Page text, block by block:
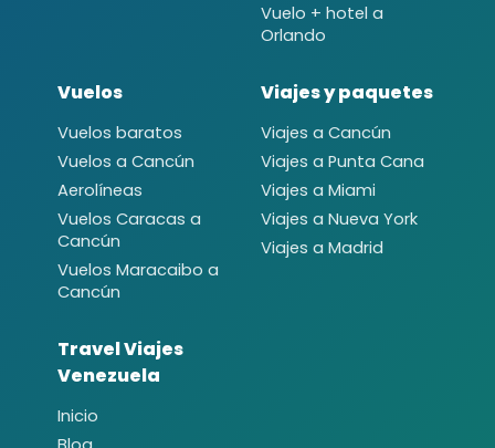
Vuelo + hotel a
Orlando
Vuelos
Vuelos baratos
Vuelos a Cancún
Aerolíneas
Vuelos Caracas a
Cancún
Vuelos Maracaibo a
Cancún
Viajes y paquetes
Viajes a Cancún
Viajes a Punta Cana
Viajes a Miami
Viajes a Nueva York
Viajes a Madrid
Travel Viajes
Venezuela
Inicio